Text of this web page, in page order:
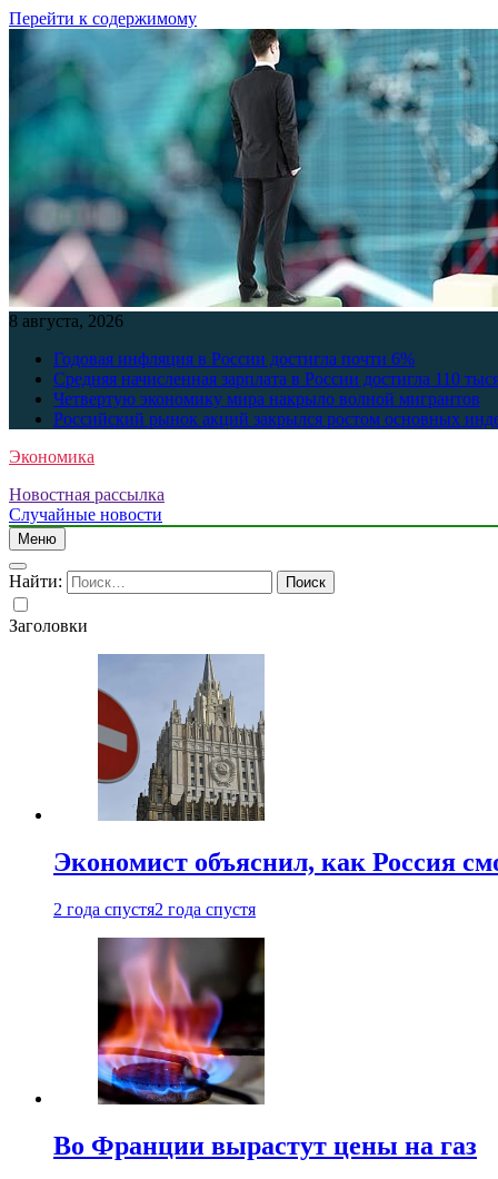
Перейти к содержимому
8 августа, 2026
Годовая инфляция в России достигла почти 6%
Средняя начисленная зарплата в России достигла 110
Четвертую экономику мира накрыло волной мигрантов
Российский рынок акций закрылся ростом основных
Экономика
Новостная рассылка
Случайные новости
Меню
Найти:
Заголовки
Экономист объяснил, как Россия
2 года спустя2 года спустя
Во Франции вырастут цены на газ